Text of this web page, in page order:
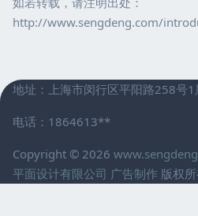
http://www.sengdeng.com/
地址：上海市闵行区平阳路258号1
电话：1864613**
Copyright © 2026
平面设计有限公司 广告制作 版权